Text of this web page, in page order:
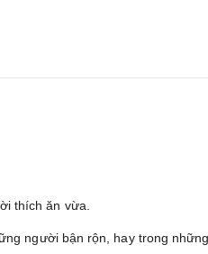
thích ăn vừa.
người bận rộn, hay trong